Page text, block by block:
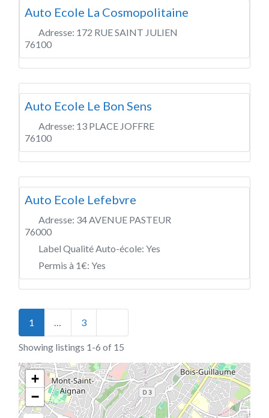
Auto Ecole La Cosmopolitaine
Adresse: 172 RUE SAINT JULIEN
76100
Auto Ecole Le Bon Sens
Adresse: 13 PLACE JOFFRE
76100
Auto Ecole Lefebvre
Adresse: 34 AVENUE PASTEUR
76000
Label Qualité Auto-école: Yes
Permis à 1€: Yes
Posts navigation
1 3
Showing listings 1-6 of 15
+
−